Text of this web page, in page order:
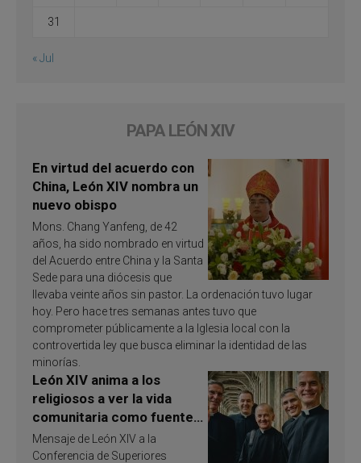
31
« Jul
PAPA LEÓN XIV
En virtud del acuerdo con
China, León XIV nombra un
nuevo obispo
Mons. Chang Yanfeng, de 42
años, ha sido nombrado en virtud
del Acuerdo entre China y la Santa
Sede para una diócesis que
llevaba veinte años sin pastor. La ordenación tuvo lugar
hoy. Pero hace tres semanas antes tuvo que
comprometer públicamente a la Iglesia local con la
controvertida ley que busca eliminar la identidad de las
minorías.
León XIV anima a los
religiosos a ver la vida
comunitaria como fuente
de inspiración y
santificación
Mensaje de León XIV a la
Conferencia de Superiores